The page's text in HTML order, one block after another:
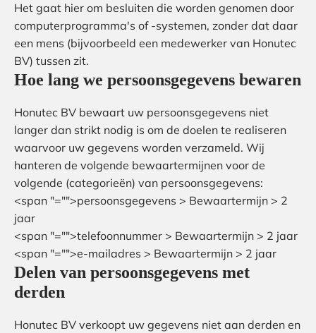
Het gaat hier om besluiten die worden genomen door
computerprogramma's of -systemen, zonder dat daar
een mens (bijvoorbeeld een medewerker van Honutec
BV) tussen zit.
Hoe lang we persoonsgegevens bewaren
Honutec BV bewaart uw persoonsgegevens niet
langer dan strikt nodig is om de doelen te realiseren
waarvoor uw gegevens worden verzameld. Wij
hanteren de volgende bewaartermijnen voor de
volgende (categorieën) van persoonsgegevens:
<span "="">persoonsgegevens > Bewaartermijn > 2
jaar
<span "="">telefoonnummer > Bewaartermijn > 2 jaar
<span "="">e-mailadres > Bewaartermijn > 2 jaar
Delen van persoonsgegevens met
derden
Honutec BV verkoopt uw gegevens niet aan derden en